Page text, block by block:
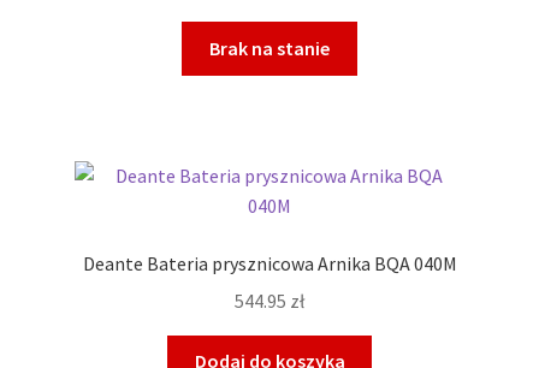
Brak na stanie
Deante Bateria prysznicowa Arnika BQA 040M
544.95 zł
Dodaj do koszyka